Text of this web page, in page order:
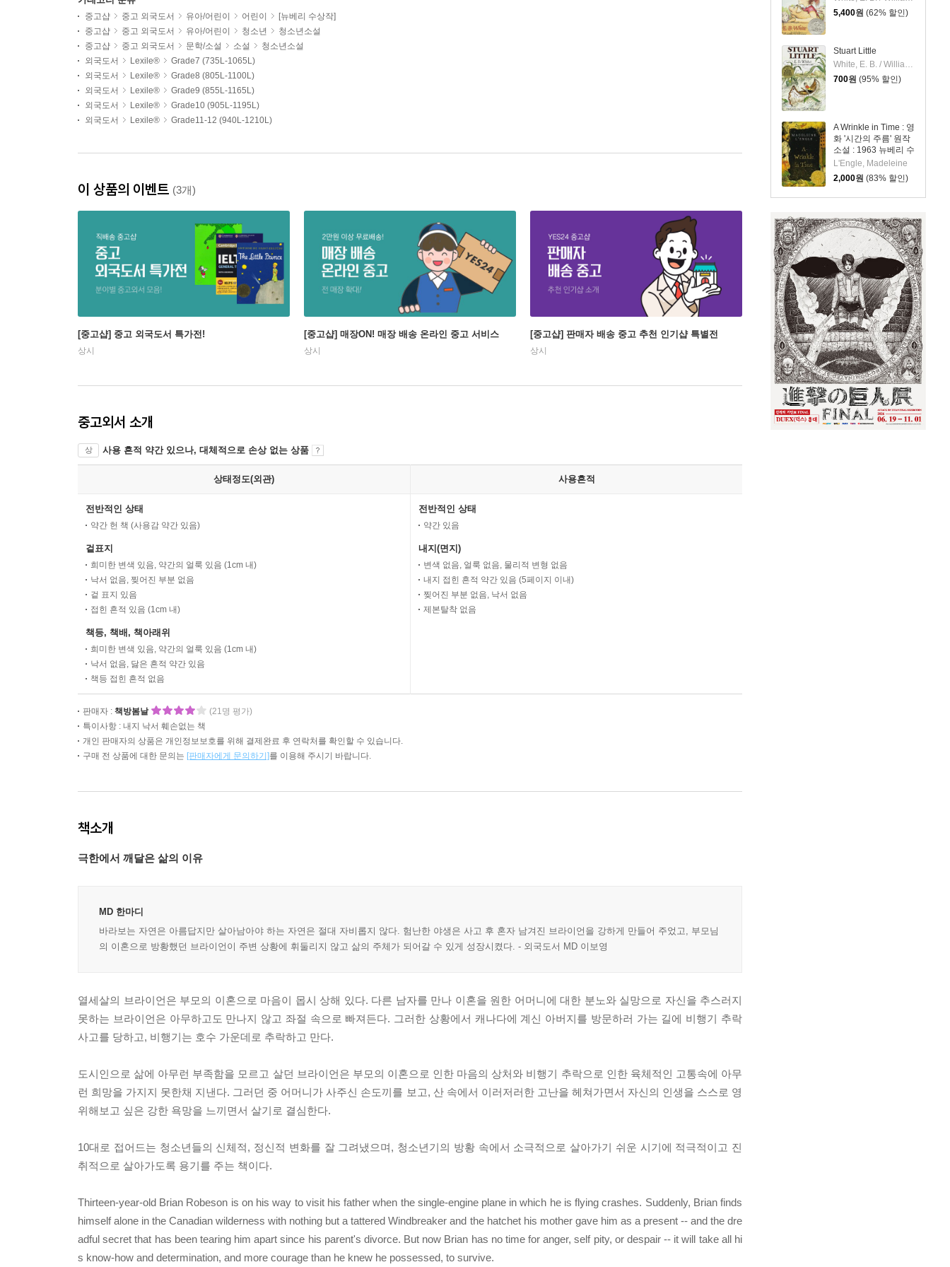
5,400원 (62% 할인)
Stuart Little
White, E. B. / Williams, Garth
700원 (95% 할인)
A Wrinkle in Time : 영
화 '시간의 주름' 원작
소설 : 1963 뉴베리 수
상작
L'Engle, Madeleine
2,000원 (83% 할인)
중고샵 중고 외국도서 유아/어린이 어린이
[뉴베리 수상작]
중고샵
중고 외국도서 유아/어린이 청소년
청소년소설
중고샵
중고 외국도서 문학/소설 소설
청소년소설
외국도서
Lexile®
Grade7 (735L-1065L)
외국도서
Lexile®
Grade8 (805L-1100L)
외국도서
Lexile®
Grade9 (855L-1165L)
외국도서
Lexile®
Grade10 (905L-1195L)
외국도서
Lexile® Grade11-12 (940L-1210L)
이 상품의 이벤트 (3개)
[중고샵] 중고 외국도서 특가전!
상시
[중고샵] 매장ON! 매장 배송 온라인 중고 서비스
상시
[중고샵] 판매자 배송 중고 추천 인기샵 특별전
상시
중고외서 소개
상 사용 흔적 약간 있으나, 대체적으로 손상 없는 상품
상태정도(외관) 사용흔적
전반적인 상태
약간 헌 책 (사용감 약간 있음)
겉표지
희미한 변색 있음, 약간의 얼룩 있음 (1cm 내)
낙서 없음, 찢어진 부분 없음
겉 표지 있음
접힌 흔적 있음 (1cm 내)
책등, 책배, 책아래위
희미한 변색 있음, 약간의 얼룩 있음 (1cm 내)
낙서 없음, 닳은 흔적 약간 있음
책등 접힌 흔적 없음
전반적인 상태
약간 있음
내지(면지)
변색 없음, 얼룩 없음, 물리적 변형 없음
내지 접힌 흔적 약간 있음 (5페이지 이내)
찢어진 부분 없음, 낙서 없음
제본탈착 없음
판매자 : 책방봄날
(21명 평가)
특이사항 : 내지 낙서 훼손없는 책
개인 판매자의 상품은 개인정보보호를 위해 결제완료 후 연락처를 확인할 수 있습니다.
구매 전 상품에 대한 문의는 [판매자에게 문의하기]를 이용해 주시기 바랍니다.
책소개
극한에서 깨달은 삶의 이유
MD 한마디
바라보는 자연은 아름답지만 살아남아야 하는 자연은 절대 자비롭지 않다. 험난한 야생은 사고 후 혼자 남겨진 브라이언을 강하게 만들어 주었고, 부모님
의 이혼으로 방황했던 브라이언이 주변 상황에 휘둘리지 않고 삶의 주체가 되어갈 수 있게 성장시켰다. - 외국도서 MD 이보영
열세살의 브라이언은 부모의 이혼으로 마음이 몹시 상해 있다. 다른 남자를 만나 이혼을 원한 어머니에 대한 분노와 실망으로 자신을 추스러지
못하는 브라이언은 아무하고도 만나지 않고 좌절 속으로 빠져든다. 그러한 상황에서 캐나다에 계신 아버지를 방문하러 가는 길에 비행기 추락
사고를 당하고, 비행기는 호수 가운데로 추락하고 만다.
도시인으로 삶에 아무런 부족함을 모르고 살던 브라이언은 부모의 이혼으로 인한 마음의 상처와 비행기 추락으로 인한 육체적인 고통속에 아무
런 희망을 가지지 못한채 지낸다. 그러던 중 어머니가 사주신 손도끼를 보고, 산 속에서 이러저러한 고난을 헤쳐가면서 자신의 인생을 스스로 영
위해보고 싶은 강한 욕망을 느끼면서 살기로 결심한다.
10대로 접어드는 청소년들의 신체적, 정신적 변화를 잘 그려냈으며, 청소년기의 방황 속에서 소극적으로 살아가기 쉬운 시기에 적극적이고 진
취적으로 살아가도록 용기를 주는 책이다.
Thirteen-year-old Brian Robeson is on his way to visit his father when the single-engine plane in which he is flying crashes. Suddenly, Brian finds
himself alone in the Canadian wilderness with nothing but a tattered Windbreaker and the hatchet his mother gave him as a present -- and the dre
adful secret that has been tearing him apart since his parent's divorce. But now Brian has no time for anger, self pity, or despair -- it will take all hi
s know-how and determination, and more courage than he knew he possessed, to survive.